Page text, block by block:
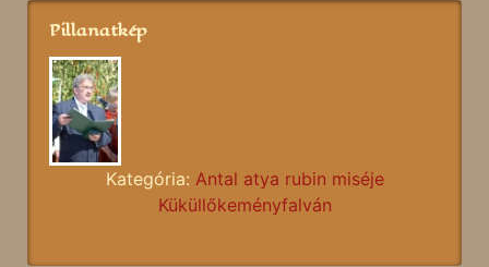
Pillanatkép
Kategória: Antal atya rubin miséje
Küküllőkeményfalván